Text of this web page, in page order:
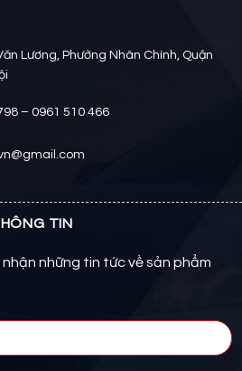
Lương, Phường Nhân Chính, Quận
– 0961 510 466
TIN
những tin tức về sản phẩm